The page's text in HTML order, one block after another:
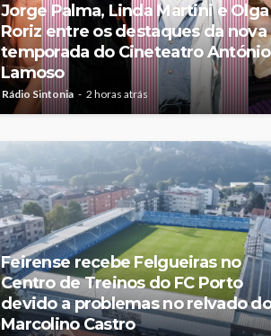
Jorge Palma, Linda Martini e Olga
Roriz entre os destaques da nova
temporada do Cineteatro António
Lamoso
Rádio Sintonia 2 horas atrás
Feirense recebe Felgueiras no
Centro de Treinos do FC Porto
devido a problemas no relvado do
Marcolino Castro